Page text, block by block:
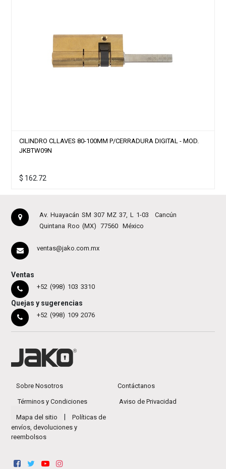
CILINDRO CLLAVES 80-100MM P/CERRADURA DIGITAL - MOD.
JKBTW09N
$ 162.72
Av. Huayacán SM 307 MZ 37, L 1-03
Cancún
Quintana Roo (MX)
77560 México
ventas@jako.com.mx
Ventas
+52 (998) 103 3310
Quejas y sugerencias
+52 (998) 109 2076
Sobre Nosotros Contáctanos
Términos y Condiciones Aviso de Privacidad
Mapa del sitio
Políticas de
envíos, devoluciones y
reembolsos